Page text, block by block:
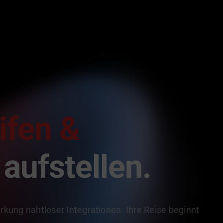
&
aufstellen.
nahtloser Integrationen. Ihre Reise beginnt